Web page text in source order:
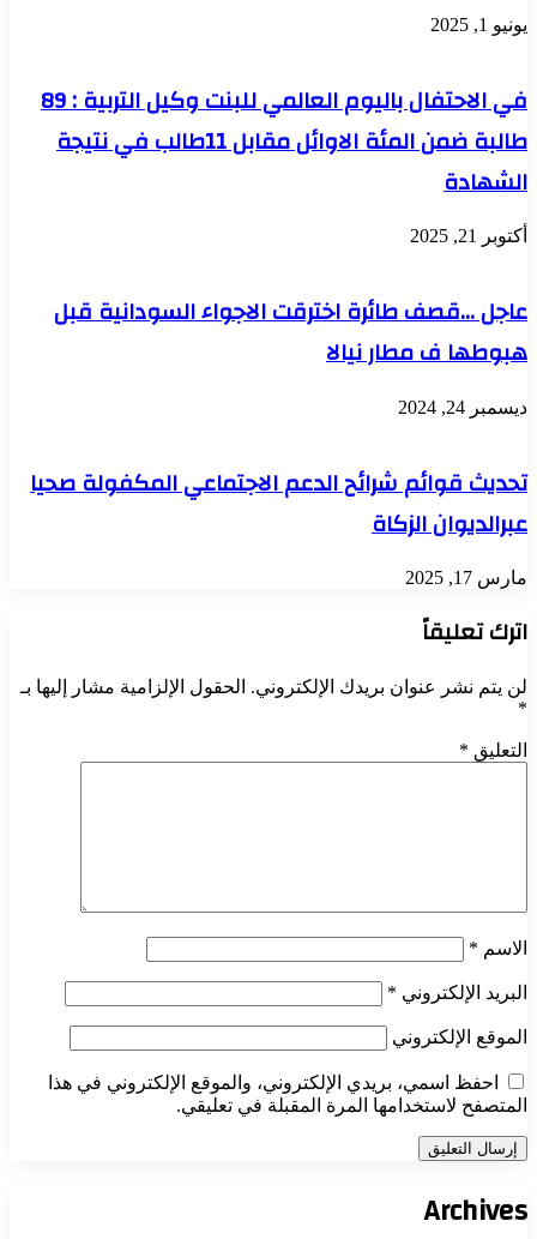
يونيو 1, 2025
في الاحتفال باليوم العالمي للبنت وكيل التربية : 89
طالبة ضمن المئة الاوائل مقابل 11طالب في نتيجة
الشهادة
أكتوبر 21, 2025
عاجل …قصف طائرة اخترقت الاجواء السودانية قبل
هبوطها ف مطار نيالا
ديسمبر 24, 2024
تحديث قوائم شرائح الدعم الاجتماعي المكفولة صحيا
عبرالديوان الزكاة
مارس 17, 2025
اترك تعليقاً
لن يتم نشر عنوان بريدك الإلكتروني. الحقول الإلزامية مشار إليها بـ
*
التعليق *
الاسم *
البريد الإلكتروني *
الموقع الإلكتروني
احفظ اسمي، بريدي الإلكتروني، والموقع الإلكتروني في هذا
المتصفح لاستخدامها المرة المقبلة في تعليقي.
Archives